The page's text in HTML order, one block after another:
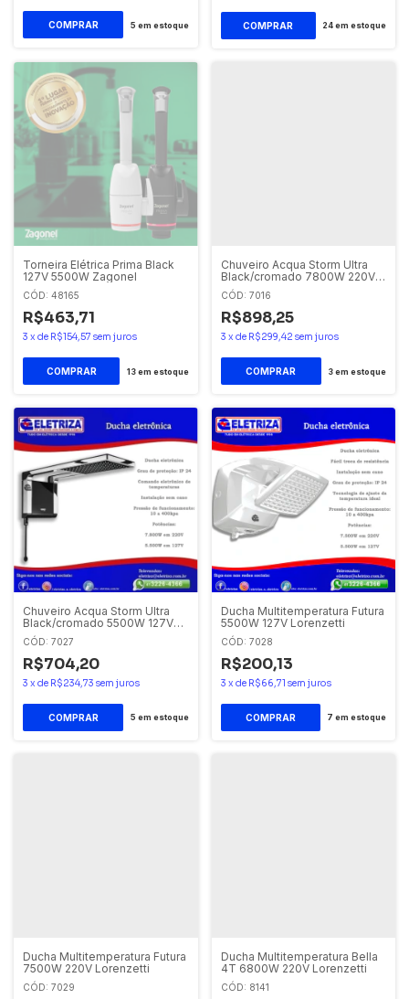
5 em estoque 24em estoque
Torneira Elétrica Prima Black
127V 5500W Zagonel
CÓD: 48165
R$463,71
3 x de R$154,57 sem juros
13em estoque
Chuveiro Acqua Storm Ultra
Black/cromado 7800W 220V
Lorenzetti
CÓD: 7016
R$898,25
3 x de R$299,42 sem juros
3em estoque
Chuveiro Acqua Storm Ultra
Black/cromado 5500W 127V
Lorenzetti
CÓD: 7027
R$704,20
3 x de R$234,73 sem juros
5 em estoque
Ducha Multitemperatura Futura
5500W 127V Lorenzetti
CÓD: 7028
R$200,13
3 x de R$66,71 sem juros
7 em estoque
Ducha Multitemperatura Futura
7500W 220V Lorenzetti
CÓD: 7029
Ducha Multitemperatura Bella
4T 6800W 220V Lorenzetti
CÓD: 8141